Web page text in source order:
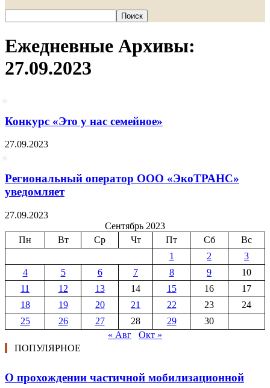
Ежедневные Архивы:
27.09.2023
Конкурс «Это у нас семейное»
27.09.2023
Региональный оператор ООО «ЭкоТРАНС»
уведомляет
27.09.2023
Сентябрь 2023
Пн
Вт Ср Чт Пт Сб
Вс
1
2
3
4
5 6 7 8 9
10
11
12 13 14 15 16
17
18
19 20 21 22 23
24
25
26 27 28 29
30
« Авг
Окт »
ПОПУЛЯРНОЕ
О прохождении частичной мобилизационной